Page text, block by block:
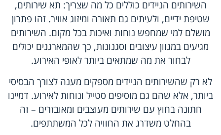
השירותים הניידים כוללים כל מה שצריך: תא שירותים,
שטיפת ידיים, ולעיתים גם תאורה ומיזוג אוויר. זהו פתרון
מושלם למי שמחפש נוחות ואיכות בכל מקום. השירותים
מגיעים במגוון עיצובים וסגנונות, כך שהמארגנים יכולים
לבחור את מה שמתאים ביותר לאופי האירוע.
לא רק שהשירותים הניידים מספקים מענה לצורך הבסיסי
ביותר, אלא שהם גם מוסיפים סטייל ונוחות לאירוע. דמיינו
חתונה בחוץ עם שירותים מעוצבים ומאובזרים – זה
בהחלט משדרג את החוויה לכל המשתתפים.